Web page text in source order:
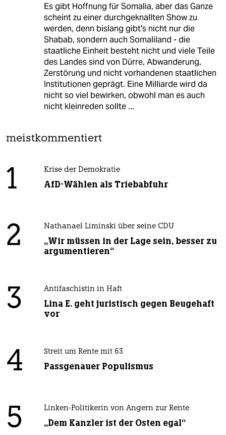
Es gibt Hoffnung für Somalia, aber das Ganze
scheint zu einer durchgeknallten Show zu
werden, denn bislang gibt's nicht nur die
Shabab, sondern auch Somaliland - die
staatliche Einheit besteht nicht und viele Teile
des Landes sind von Dürre, Abwanderung,
Zerstörung und nicht vorhandenen staatlichen
Institutionen geprägt. Eine Milliarde wird da
nicht so viel bewirken, obwohl man es auch
nicht kleinreden sollte ...
meistkommentiert
1 Krise der Demokratie
AfD-Wählen als Triebabfuhr
2 Nathanael Liminski über seine CDU
„Wir müssen in der Lage sein, besser zu
argumentieren“
3 Antifaschistin in Haft
Lina E. geht juristisch gegen Beugehaft
vor
4 Streit um Rente mit 63
Passgenauer Populismus
5 Linken-Politikerin von Angern zur Rente
„Dem Kanzler ist der Osten egal“